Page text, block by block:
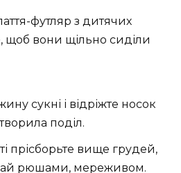
футляр з дитячих
щоб вони щільно сиділи
сукні і відріжте носок
поділ.
прісборьте вище грудей,
рюшами, мереживом.